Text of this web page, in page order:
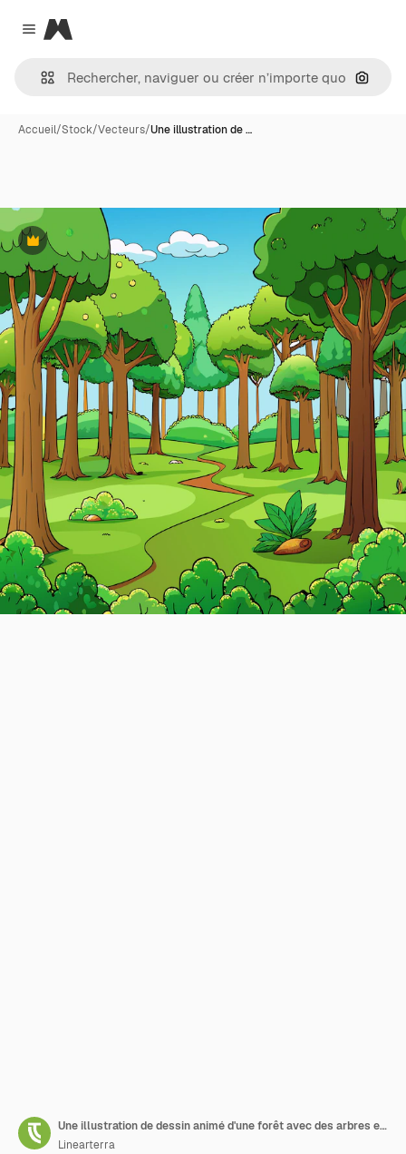
Close menu
Magnific
Accueil/Stock/Vecteurs/Une illustration de …
Premium
Une illustration de dessin animé d'une forêt avec des arbres et un chemin
Linearterra